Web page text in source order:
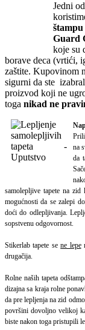
Jedni
štampu
Guard
koje su
borave deca (vrtići,
zaštite. Kupovinom
sigurni da ste
proizvod koji ne
toga nikad ne
na
da
samolepljive tapete na
mogućnosti da se zalepi
doći do odlepljivanja.
sopstvenu odgovornost.
Stikerlab tapete sene lepe
drugačija.
Rolne naših tapeta
dizajna sa kraja rolne
da pre lepljenja na zid
površini dovoljno velikoj
biste nakon toga pristupili